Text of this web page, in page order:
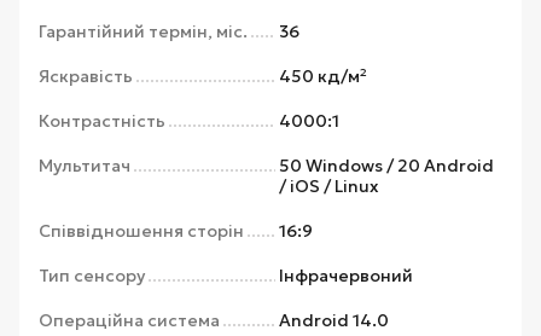
Гарантійний термін, міс. 36
Яскравість 450 кд/м²
Контрастність 4000:1
Мультитач
50 Windows / 20 Android
/ iOS / Linux
Співвідношення сторін 16:9
Тип сенсору Інфрачервоний
Операційна система Android 14.0